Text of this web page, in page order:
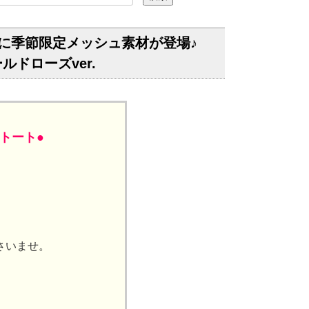
節限定メッシュ素材が登場♪
ドローズver.
ート●
ませ。